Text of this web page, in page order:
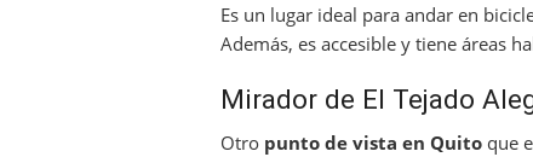
Es un lugar ideal para andar en
Además, es accesible y tiene áreas
Mirador de El Tejado
Otro punto de vista en Quito que